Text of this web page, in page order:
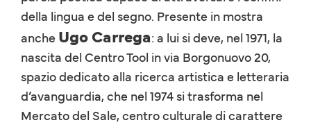
della lingua e del segno. Presente in mostra
anche Ugo Carrega: a lui si deve, nel 1971, la
nascita del Centro Tool in via Borgonuovo 20,
spazio dedicato alla ricerca artistica e letteraria
d’avanguardia, che nel 1974 si trasforma nel
Mercato del Sale, centro culturale di carattere